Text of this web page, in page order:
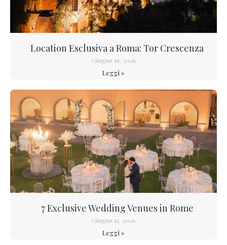
Location Esclusiva a Roma: Tor Crescenza
Giugno 19, 2026
Leggi »
7 Exclusive Wedding Venues in Rome
Giugno 12, 2026
Leggi »